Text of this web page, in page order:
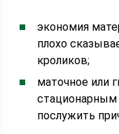
экономия
плохо
кроликов;
маточное или
стационарным
послужить